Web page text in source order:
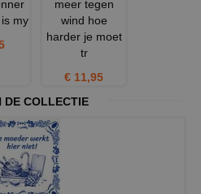
my
meer tegen
wind hoe
harder je moet
tr
€ 11,95
DE COLLECTIE